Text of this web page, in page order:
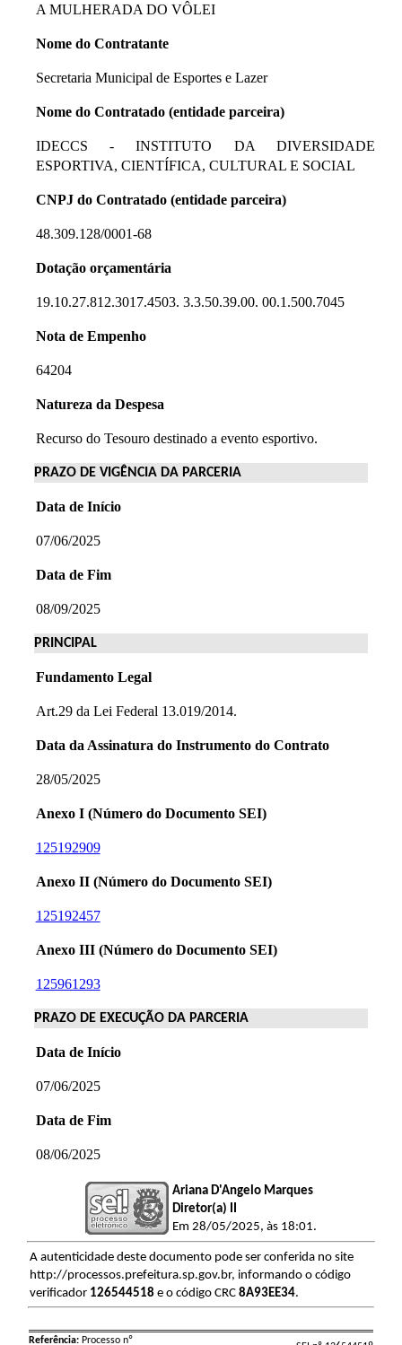
A MULHERADA DO VÔLEI
Nome do Contratante
Secretaria Municipal de Esportes e Lazer
Nome do Contratado (entidade parceira)
IDECCS - INSTITUTO DA DIVERSIDADE
ESPORTIVA, CIENTÍFICA, CULTURAL E SOCIAL
CNPJ do Contratado (entidade parceira)
48.309.128/0001-68
Dotação orçamentária
19.10.27.812.3017.4503. 3.3.50.39.00. 00.1.500.7045
Nota de Empenho
64204
Natureza da Despesa
Recurso do Tesouro destinado a evento esportivo.
PRAZO DE VIGÊNCIA DA PARCERIA
Data de Início
07/06/2025
Data de Fim
08/09/2025
PRINCIPAL
Fundamento Legal
Art.29 da Lei Federal 13.019/2014.
Data da Assinatura do Instrumento do Contrato
28/05/2025
Anexo I (Número do Documento SEI)
125192909
Anexo II (Número do Documento SEI)
125192457
Anexo III (Número do Documento SEI)
125961293
PRAZO DE EXECUÇÃO DA PARCERIA
Data de Início
07/06/2025
Data de Fim
08/06/2025
Ariana D'Angelo Marques
Diretor(a) II
Em 28/05/2025, às 18:01.
A autenticidade deste documento pode ser conferida no site
http://processos.prefeitura.sp.gov.br, informando o código
verificador 126544518e o código CRC 8A93EE34.
Referência:Processo nº